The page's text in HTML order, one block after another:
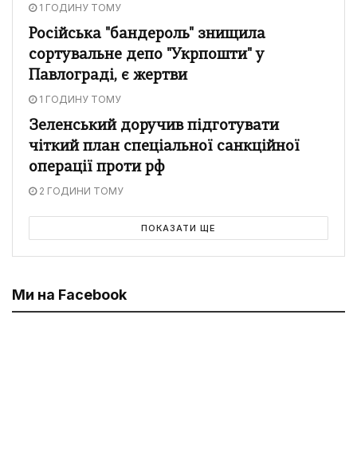
1 ГОДИНУ ТОМУ
Російська "бандероль" знищила
сортувальне депо "Укрпошти" у
Павлограді, є жертви
1 ГОДИНУ ТОМУ
Зеленський доручив підготувати
чіткий план спеціальної санкційної
операції проти рф
2 ГОДИНИ ТОМУ
ПОКАЗАТИ ЩЕ
Ми на Facebook